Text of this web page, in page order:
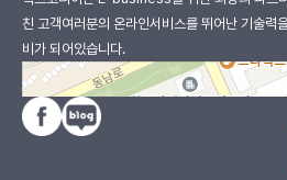
친 고객여러분의 온라인서비스를 뛰어난 기술력
비가 되어있습니다.